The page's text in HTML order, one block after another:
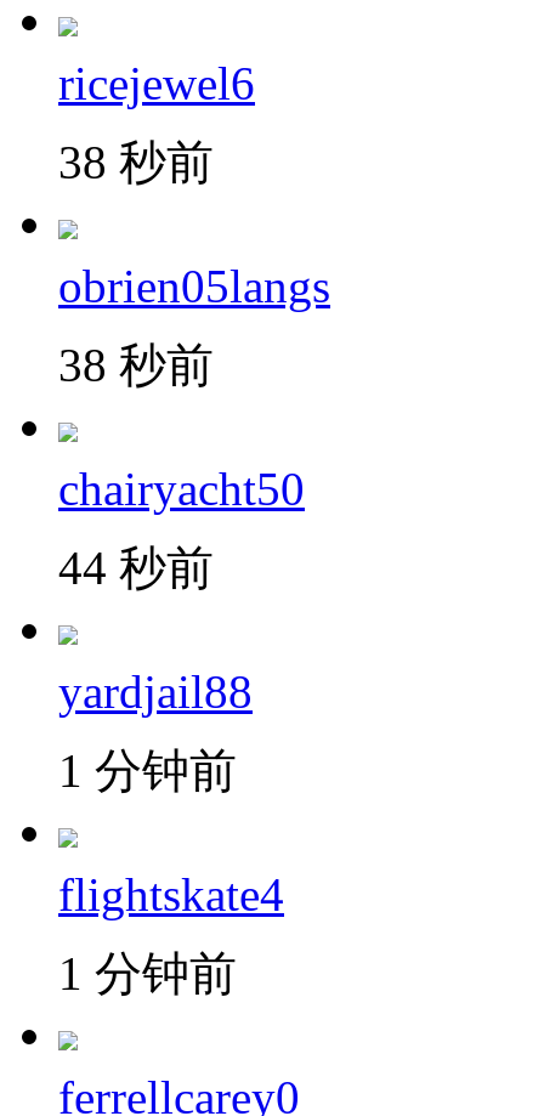
ricejewel6
38 秒前
obrien05langs
38 秒前
chairyacht50
44 秒前
yardjail88
1 分钟前
flightskate4
1 分钟前
ferrellcarey0